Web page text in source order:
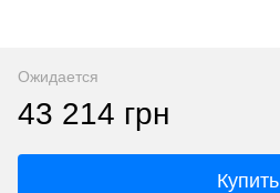
Ожидается
43 214 грн
Купить